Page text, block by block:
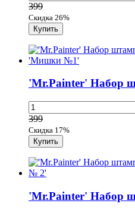
399
Скидка 26%
'Mr.Painter' Набор
399
Скидка 17%
'Mr.Painter' Набор